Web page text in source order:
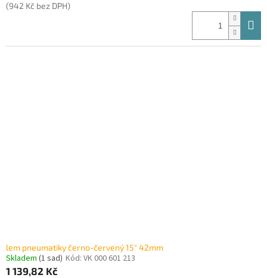
(942 Kč bez DPH)
lem pneumatiky černo-červený 15" 42mm
Skladem (1 sad) Kód: VK 000 601 213
1 139,82 Kč